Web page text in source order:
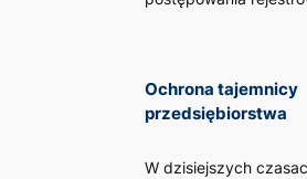
Ochrona tajemnicy
przedsiębiorstwa
W dzisiejszych